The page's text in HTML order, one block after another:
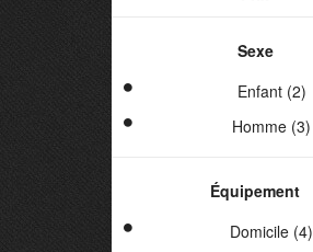
Sexe
Enfant (2)
Homme (3)
Équipement
Domicile (4)